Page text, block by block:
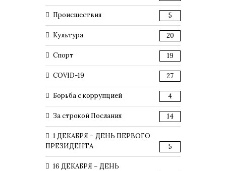
Происшествия 5
Культура 20
Спорт 19
COVID-19 27
Борьба с коррупцией 4
За строкой Послания 14
1 ДЕКАБРЯ – ДЕНЬ ПЕРВОГО
ПРЕЗИДЕНТА
5
16 ДЕКАБРЯ – ДЕНЬ